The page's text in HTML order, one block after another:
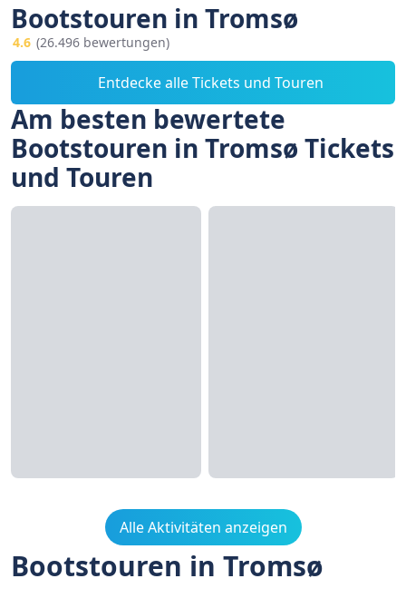
Bootstouren in Tromsø
4.6 (26.496 bewertungen)
Entdecke alle Tickets und Touren
Am besten bewertete
Bootstouren in Tromsø Tickets
und Touren
Alle Aktivitäten anzeigen
Bootstouren in Tromsø